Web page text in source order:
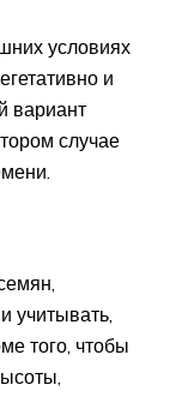
условиях
и
вариант
случае
учитывать,
того, чтобы